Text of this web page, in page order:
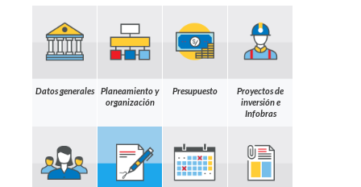
Datos generales
Planeamiento y
organización
Presupuesto
Proyectos de
inversión e
Infobras